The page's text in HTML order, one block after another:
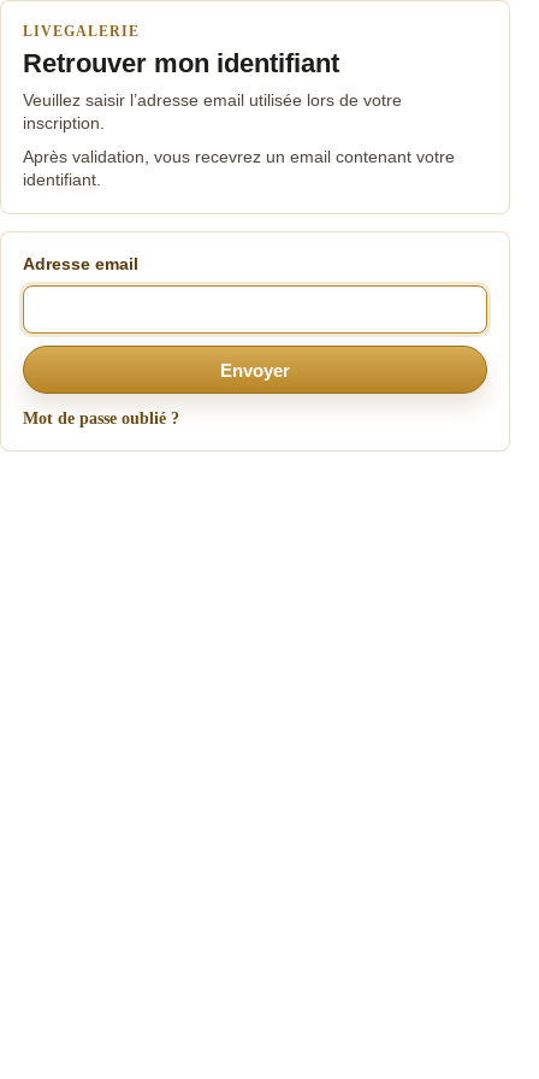
LIVEGALERIE
Retrouver mon identifiant
Veuillez saisir l’adresse email utilisée lors de votre
inscription.
Après validation, vous recevrez un email contenant votre
identifiant.
Adresse email
Envoyer
Mot de passe oublié ?